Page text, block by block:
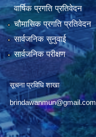
वार्षिक प्रगति प्रतिवेदन
चौमासिक प्रगति प्रतिवेदन
सार्वजनिक सुनुवाई
सार्वजनिक परीक्षण
सूचना प्रविधि शाखा
brindawanmun@gmail.com